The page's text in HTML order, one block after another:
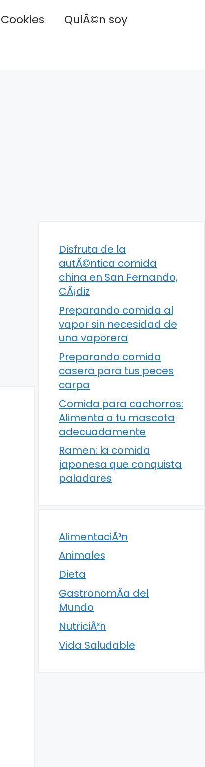
QuiÃ©n soy
Disfruta de la
autÃ©ntica comida
china en San Fernando,
CÃ¡diz
Preparando comida al
vapor sin necesidad de
una vaporera
Preparando comida
casera para tus peces
carpa
Comida para cachorros:
Alimenta a tu mascota
adecuadamente
Ramen: la comida
japonesa que conquista
paladares
AlimentaciÃ³n
Animales
Dieta
GastronomÃ­a del
Mundo
NutriciÃ³n
Vida Saludable